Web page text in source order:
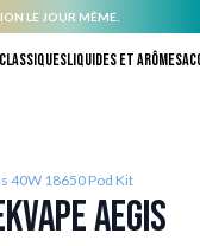
LE JOUR MÊME.
Liquides et arômes
40W 18650 Pod Kit
AEGIS